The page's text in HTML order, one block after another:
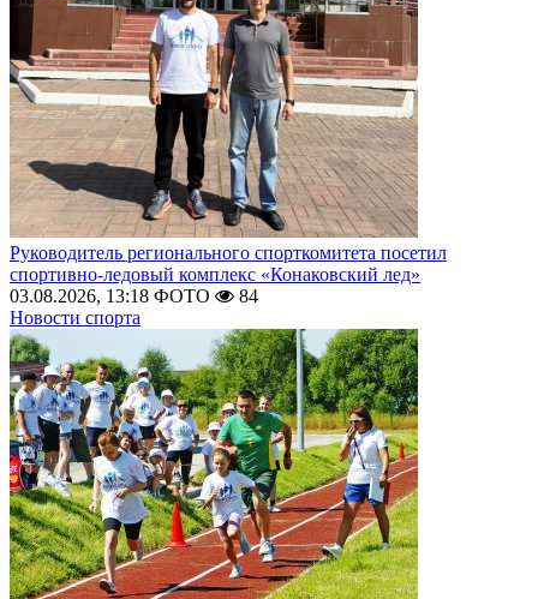
Руководитель регионального спорткомитета посетил
спортивно-ледовый комплекс «Конаковский лед»
03.08.2026, 13:18 ФОТО
84
Новости спорта